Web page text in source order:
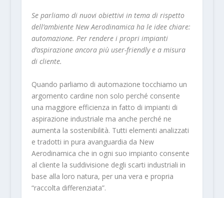
Se parliamo di nuovi obiettivi in tema di rispetto
dell’ambiente New Aerodinamica ha le idee chiare:
automazione. Per rendere i propri impianti
d’aspirazione ancora più user-friendly e a misura
di cliente.
Quando parliamo di automazione tocchiamo un
argomento cardine non solo perché consente
una maggiore efficienza in fatto di impianti di
aspirazione industriale ma anche perché ne
aumenta la sostenibilità. Tutti elementi analizzati
e tradotti in pura avanguardia da New
Aerodinamica che in ogni suo impianto consente
al cliente la suddivisione degli scarti industriali in
base alla loro natura, per una vera e propria
“raccolta differenziata”.